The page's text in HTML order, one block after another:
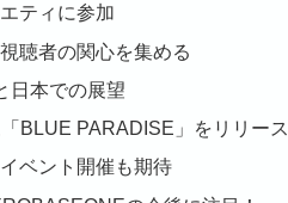
ティに参加
聴者の関心を集める
日本での展望
BLUE PARADISE」をリリース
ベント開催も期待